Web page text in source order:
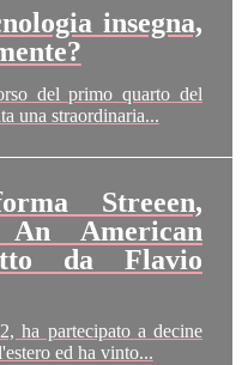
insegna,
del primo quarto del
una straordinaria...
Streeen,
American
da Flavio
ha partecipato a decine
ed ha vinto...